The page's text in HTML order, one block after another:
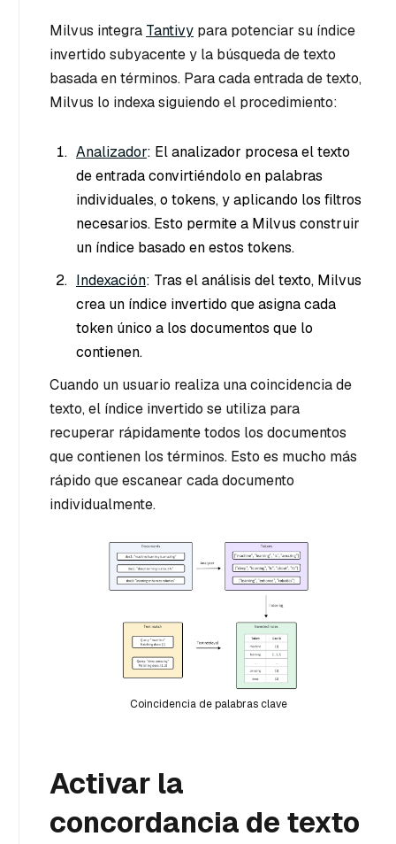
Milvus integra Tantivy para potenciar su índice
invertido subyacente y la búsqueda de texto
basada en términos. Para cada entrada de texto,
Milvus lo indexa siguiendo el procedimiento:
Analizador: El analizador procesa el texto
de entrada convirtiéndolo en palabras
individuales, o tokens, y aplicando los filtros
necesarios. Esto permite a Milvus construir
un índice basado en estos tokens.
Indexación: Tras el análisis del texto, Milvus
crea un índice invertido que asigna cada
token único a los documentos que lo
contienen.
Cuando un usuario realiza una coincidencia de
texto, el índice invertido se utiliza para
recuperar rápidamente todos los documentos
que contienen los términos. Esto es mucho más
rápido que escanear cada documento
individualmente.
Coincidencia de palabras clave
Activar la
concordancia de texto